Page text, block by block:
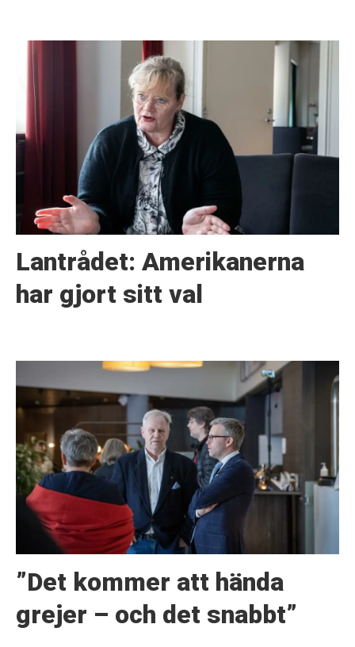
Lantrådet: Amerikanerna
har gjort sitt val
”Det kommer att hända
grejer – och det snabbt”